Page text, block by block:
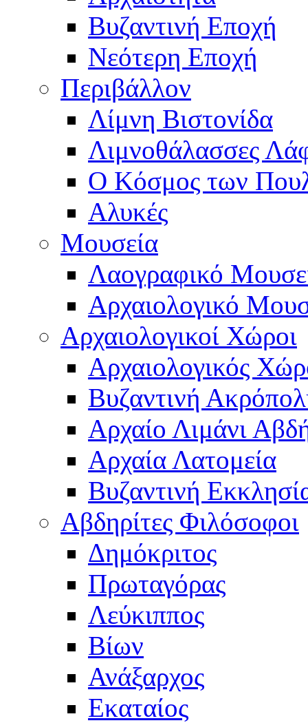
Βυζαντινή Εποχή
Νεότερη Εποχή
Περιβάλλον
Λίμνη Βιστονίδα
Λιμνοθάλασσες
Ο Κόσμος των
Αλυκές
Μουσεία
Λαογραφικό
Αρχαιολογικό
Αρχαιολογικοί Χώροι
Αρχαιολογικός
Βυζαντινή
Αρχαίο Λιμάνι
Αρχαία Λατομεία
Βυζαντινή
Αβδηρίτες Φιλόσοφοι
Δημόκριτος
Πρωταγόρας
Λεύκιππος
Βίων
Ανάξαρχος
Εκαταίος